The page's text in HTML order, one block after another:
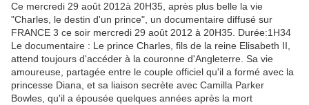
Ce mercredi 29 août 2012à 20H35, après plus belle la vie
"Charles, le destin d'un prince", un documentaire diffusé sur
FRANCE 3 ce soir mercredi 29 août 2012 à 20H35. Durée:1H34
Le documentaire : Le prince Charles, fils de la reine Elisabeth II,
attend toujours d'accéder à la couronne d'Angleterre. Sa vie
amoureuse, partagée entre le couple officiel qu'il a formé avec la
princesse Diana, et sa liaison secrète avec Camilla Parker
Bowles, qu'il a épousée quelques années après la mort